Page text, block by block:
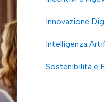
Innovazione
Intelligenza
Sostenibilità e